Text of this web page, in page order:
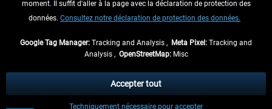
NE MANQUEZ PAS LES DERNIÈRES
échéant, frais de remboursement, si aucune description contraire.
** S'applique aux envois vers l'Allemagne. Pour les autres pays, veuillez
moment. Il suffit d'aller à la page avec la déclaration de protection des
données. Consultez notre déclaration de protection des données.
Google Tag Manager: Tracking and Analysis , Meta Pixel: Tracking and
Analysis , OpenStreetMap:Misc
Techniquement nécessaire pour accepter
Accepter tout